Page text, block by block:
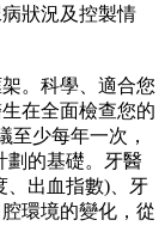
狀況及控製情
。科學、適合您
在全面檢查您的
至少每年一次，
劃的基礎。牙醫
、出血指數)、牙
環境的變化，從